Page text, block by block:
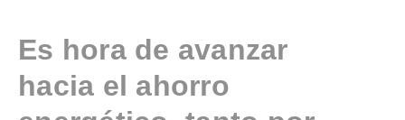
Es hora de avanzar
hacia el ahorro